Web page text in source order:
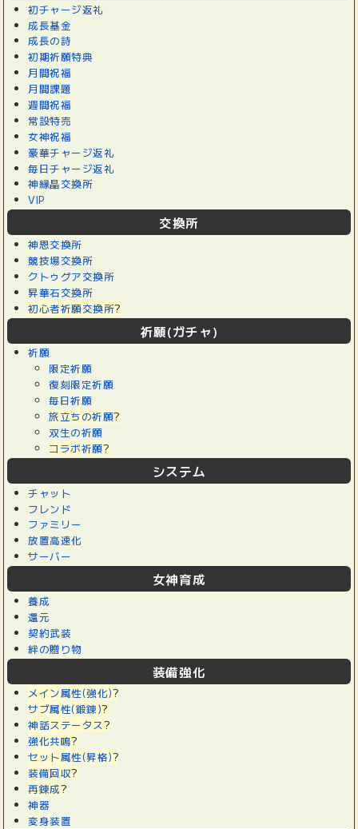
初チャージ返礼
成長基金
成長の詩
初期祈願特典
月間祝福
月間課題
週間祝福
常設特売
女神祝福
豪華チャージ返礼
毎日チャージ返礼
神縁晶交換所
VIP
交換所
神恩交換所
競技場交換所
クトゥグア交換所
昇華石交換所
初心者祈願交換所?
祈願(ガチャ)
祈願
限定祈願
復刻限定祈願
毎日祈願
旅立ちの祈願?
双生の祈願
コラボ祈願?
システム
チャット
フレンド
ファミリー
放置高速化
サーバー
女神育成
養成
還元
契約武装
絆の贈り物
装備強化
メイン属性(強化)?
サブ属性(鍛錬)?
神話ステータス?
強化共鳴?
セット属性(昇格)?
装備回収?
再錬成?
神器
変身装置